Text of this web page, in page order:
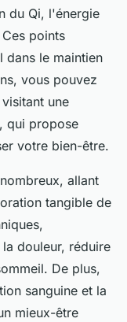
du Qi, l'énergie
points
dans le maintien
vous pouvez
une
qui propose
votre bien-être.
allant
tangible de
douleur, réduire
De plus,
sanguine et la
mieux-être